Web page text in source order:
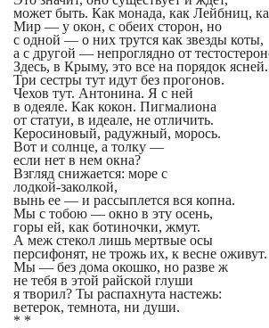
может быть. Как монада, как Лейбниц,
Мир — у окон, с обеих сторон, но
с одной — о них трутся как звезды коты,
а с другой — непроглядно от
Здесь, в Крыму, это все на порядок ясней.
Три сестры тут идут без прогонов.
Чехов тут. Антонина. Я с ней
в одеяле. Как кокон. Пигмалиона
от статуи, в идеале, не отличить.
Керосиновый, радужный, морось.
Вот и солнце, а толку —
если нет в нем окна?
Взгляд снижается: море с
лодкой-заколкой,
вынь ее — и рассыплется вся копна.
Мы с тобою — окно в эту осень,
горы ей, как ботиночки, жмут.
А меж стекол лишь мертвые осы
персифонят, не трожь их, к весне оживут.
Мы — без дома окошко, но разве ж
не тебя в этой райской глуши
я творил? Ты распахнута настежь:
ветерок, темнота, ни души.
* *